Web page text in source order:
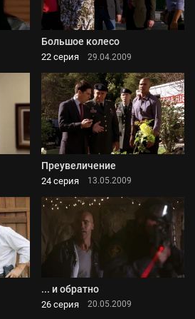
Большое колесо
22 серия 29.04.2009
Преувеличение
24 серия 13.05.2009
... и обратно
26 серия 20.05.2009